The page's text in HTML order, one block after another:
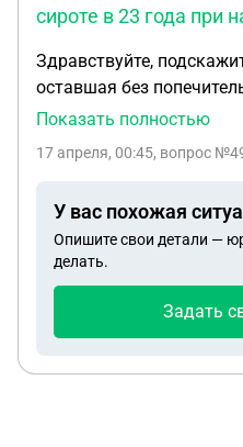
сироте в 23 года при
Здравствуйте,
оставшая без
мне 23 года, квартиру
меня есть ребенок, я в
Показать полностью
17 апреля, 00:45, вопрос
У вас похожая
Опишите свои детали —
делать.
Задать